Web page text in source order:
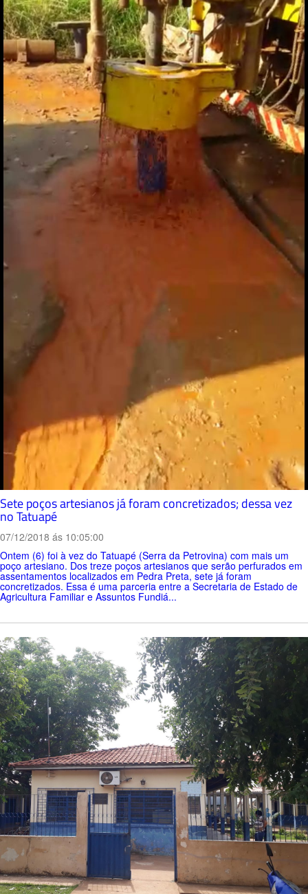
Sete poços artesianos já foram concretizados; dessa vez
no Tatuapé
07/12/2018 ás 10:05:00
Ontem (6) foi à vez do Tatuapé (Serra da Petrovina) com mais um
poço artesiano. Dos treze poços artesianos que serão perfurados em
assentamentos localizados em Pedra Preta, sete já foram
concretizados. Essa é uma parceria entre a Secretaria de Estado de
Agricultura Familiar e Assuntos Fundiá...